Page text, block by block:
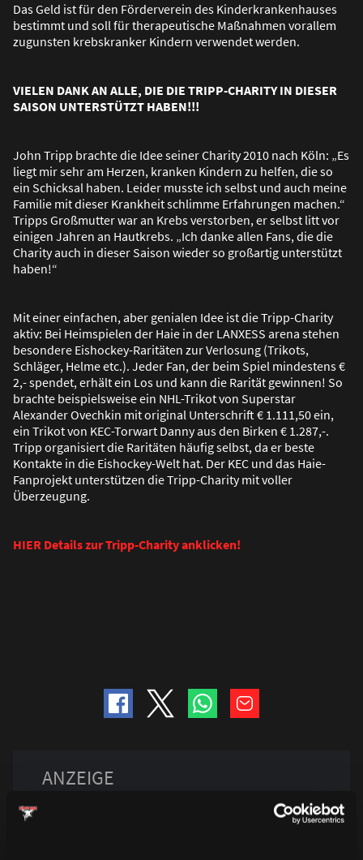
Das Geld ist für den Förderverein des Kinderkrankenhauses
bestimmt und soll für therapeutische Maßnahmen vorallem
zugunsten krebskranker Kindern verwendet werden.
VIELEN DANK AN ALLE, DIE DIE TRIPP-CHARITY IN DIESER
SAISON UNTERSTÜTZT HABEN!!!
John Tripp brachte die Idee seiner Charity 2010 nach Köln: „Es
liegt mir sehr am Herzen, kranken Kindern zu helfen, die so
ein Schicksal haben. Leider musste ich selbst und auch meine
Familie mit dieser Krankheit schlimme Erfahrungen machen.“
Tripps Großmutter war an Krebs verstorben, er selbst litt vor
einigen Jahren an Hautkrebs. „Ich danke allen Fans, die die
Charity auch in dieser Saison wieder so großartig unterstützt
haben!“
Mit einer einfachen, aber genialen Idee ist die Tripp-Charity
aktiv: Bei Heimspielen der Haie in der LANXESS arena stehen
besondere Eishockey-Raritäten zur Verlosung (Trikots,
Schläger, Helme etc.). Jeder Fan, der beim Spiel mindestens €
2,- spendet, erhält ein Los und kann die Rarität gewinnen! So
brachte beispielsweise ein NHL-Trikot von Superstar
Alexander Ovechkin mit original Unterschrift € 1.111,50 ein,
ein Trikot von KEC-Torwart Danny aus den Birken € 1.287,-.
Tripp organisiert die Raritäten häufig selbst, da er beste
Kontakte in die Eishockey-Welt hat. Der KEC und das Haie-
Fanprojekt unterstützen die Tripp-Charity mit voller
Überzeugung.
HIER Details zur Tripp-Charity anklicken!